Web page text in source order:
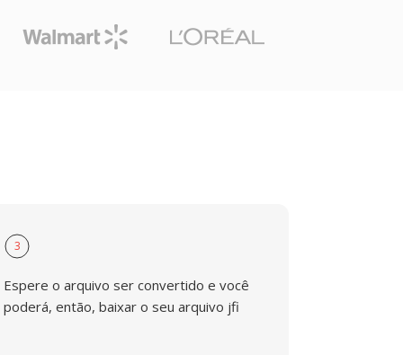
3
Espere o arquivo ser convertido e você
poderá, então, baixar o seu arquivo jfi